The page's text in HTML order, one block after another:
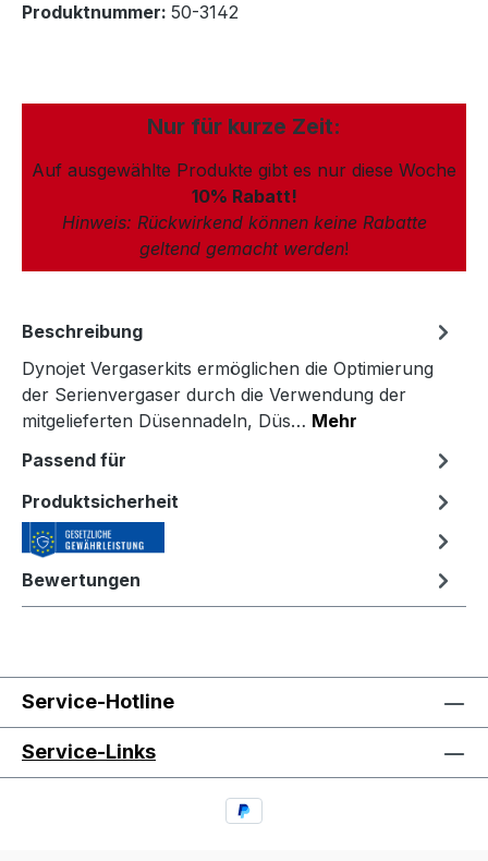
Produktnummer: 50-3142
Nur für kurze Zeit:
Auf ausgewählte Produkte gibt es nur diese Woche
10% Rabatt!
Hinweis: Rückwirkend können keine Rabatte
geltend gemacht werden!
Beschreibung
Dynojet Vergaserkits ermöglichen die Optimierung
der Serienvergaser durch die Verwendung der
mitgelieferten Düsennadeln, Düs… Mehr
Passend für
Produktsicherheit
Bewertungen
Service-Hotline
Service-Links